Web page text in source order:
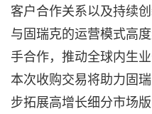
客户合作关系以及持续创
与固瑞克的运营模式高
手合作，推动全球内生
本次收购交易将助力固
步拓展高增长细分市场